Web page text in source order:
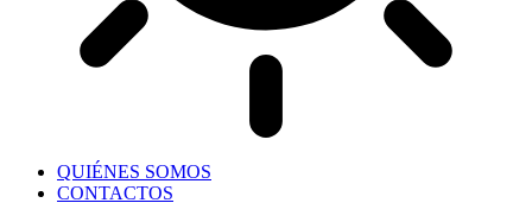
QUIÉNES SOMOS
CONTACTOS